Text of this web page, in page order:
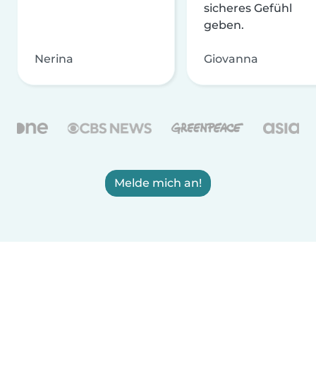
Nerina
sicheres Gefühl
geben.
Giovanna
Melde mich an!